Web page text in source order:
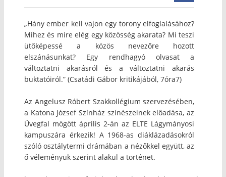
„Hány ember kell vajon egy torony elfoglalásához?
Mihez és mire elég egy közösség akarata? Mi teszi
ütőképessé a közös nevezőre hozott
elszánásunkat? Egy rendhagyó olvasat a
változtatni akarásról és a változtatni akarás
buktatóiról.” (Csatádi Gábor kritikájából, 7óra7)
Az Angelusz Róbert Szakkollégium szervezésében,
a Katona József Színház színészeinek előadása, az
Üvegfal mögött április 2-án az ELTE Lágymányosi
kampuszára érkezik! A 1968-as diáklázadásokról
szóló osztálytermi drámában a nézőkkel együtt, az
ő véleményük szerint alakul a történet.